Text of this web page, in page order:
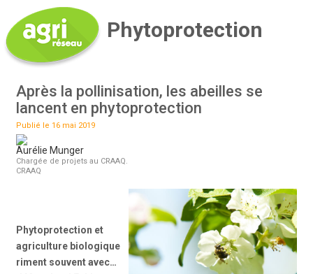
Phytoprotection
Après la pollinisation, les abeilles se
lancent en phytoprotection
Publié le 16 mai 2019
Aurélie Munger
Chargée de projets au CRAAQ.
CRAAQ
Phytoprotection et
agriculture biologique
riment souvent avec…